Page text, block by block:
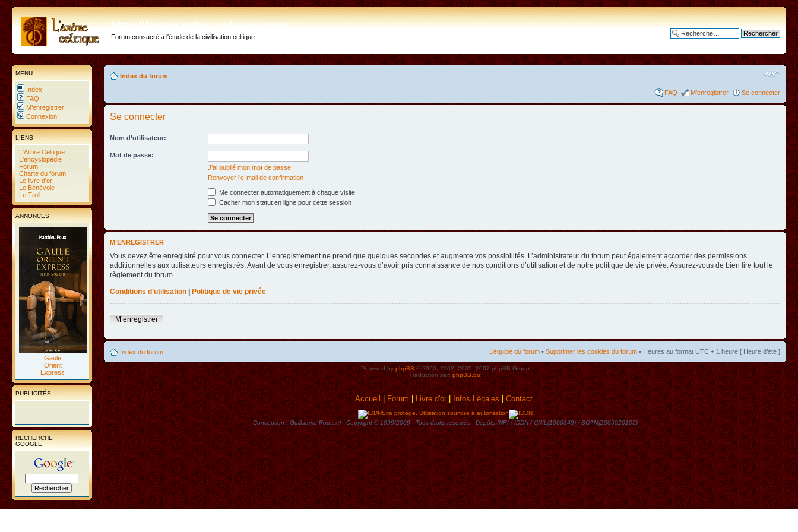
http://forum.arbre-celtique.com
Forum consacré à l'étude de la civilisation celtique
MENU
Index
FAQ
M’enregistrer
Connexion
LIENS
L'Arbre Celtique
L'encyclopédie
Forum
Charte du forum
Le livre d'or
Le Bénévole
Le Troll
ANNONCES
Gaule
Orient
Express
PUBLICITÉS
RECHERCHE
GOOGLE
Index du forum
FAQ M’enregistrer Se connecter
Se connecter
Nom d’utilisateur:
Mot de passe:
J’ai oublié mon mot de passe
Renvoyer l’e-mail de confirmation
Me connecter automatiquement à chaque visite
Cacher mon statut en ligne pour cette session
M’ENREGISTRER
Vous devez être enregistré pour vous connecter. L’enregistrement ne prend que quelques secondes et augmente vos possibilités. L’administrateur du forum peut également accorder des permissions
additionnelles aux utilisateurs enregistrés. Avant de vous enregistrer, assurez-vous d’avoir pris connaissance de nos conditions d’utilisation et de notre politique de vie privée. Assurez-vous de bien lire tout le
règlement du forum.
Conditions d’utilisation
Politique de vie privée
M’enregistrer
Index du forum L’équipe du forum • Supprimer les cookies du forum • Heures au format UTC + 1 heure [ Heure d’été ]
Powered byphpBB© 2000, 2002, 2005, 2007 phpBB Group
Traduction par:phpBB.biz
Accueil| Forum|Livre d'or|Infos Lègales|Contact
Site protégé. Utilisation soumise à autorisation
Conception : Guillaume Roussel - Copyright © 1999/2009 - Tous droits rèservès - Dèpôts INPI / IDDN / CNIL(1006349) / SCAM(2006020105)